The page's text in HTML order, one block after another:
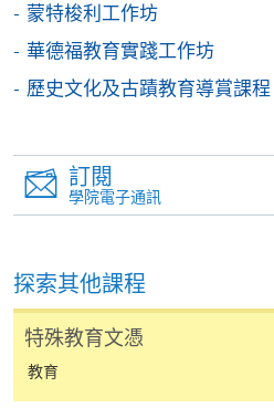
親身報名/郵遞
報讀新課程
費以及所需證明文件呈交。
[下載報名表SF26
蒙特梭利工作坊
華德福教育實踐工作坊
歷史文化及古蹟教育導賞課程
訂閱
學院電子通訊
探索其他課程
特殊教育文憑
教育